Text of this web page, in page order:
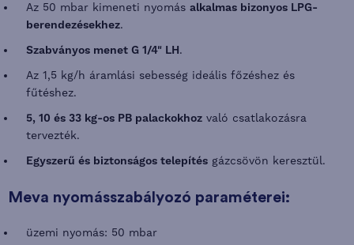
Az 50 mbar kimeneti nyomás alkalmas bizonyos LPG-
berendezésekhez.
Szabványos menet G 1/4" LH.
Az 1,5 kg/h áramlási sebesség ideális főzéshez és
fűtéshez.
5, 10 és 33 kg-os PB palackokhoz való csatlakozásra
tervezték.
Egyszerű és biztonságos telepítés gázcsövön keresztül.
Meva nyomásszabályozó paraméterei:
üzemi nyomás: 50 mbar